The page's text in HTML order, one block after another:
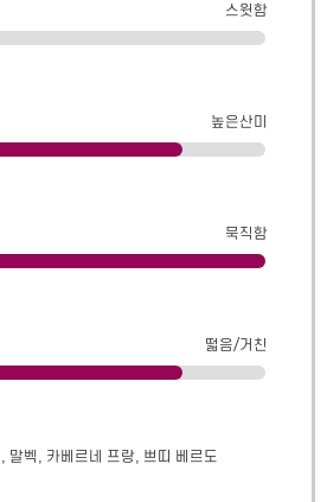
스윗함
높은산미
묵직함
떫음/거친
말벡, 카베르네 프랑, 쁘띠 베르도